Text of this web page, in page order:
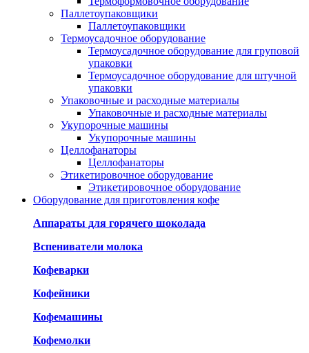
Паллетоупаковщики
Паллетоупаковщики
Термоусадочное оборудование
Термоусадочное оборудование для груповой
упаковки
Термоусадочное оборудование для штучной
упаковки
Упаковочные и расходные материалы
Упаковочные и расходные материалы
Укупорочные машины
Укупорочные машины
Целлофанаторы
Целлофанаторы
Этикетировочное оборудование
Этикетировочное оборудование
Оборудование для приготовления кофе
Аппараты для горячего шоколада
Вспениватели молока
Кофеварки
Кофейники
Кофемашины
Кофемолки